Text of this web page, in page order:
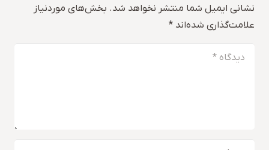
نشانی ایمیل شما منتشر نخواهد شد. بخش‌های موردنیاز
علامت‌گذاری شده‌اند *